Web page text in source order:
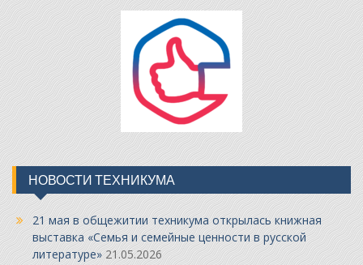
НОВОСТИ ТЕХНИКУМА
21 мая в общежитии техникума открылась книжная
выставка «Семья и семейные ценности в русской
литературе» 21.05.2026